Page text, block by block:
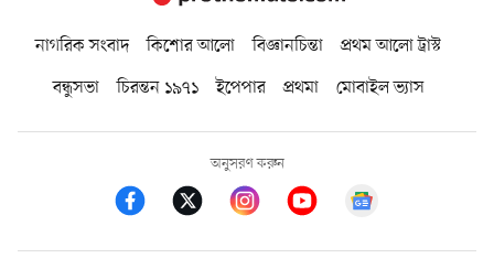
নাগরিক সংবাদ কিশোর আলো বিজ্ঞানচিন্তা
প্রথম আলো ট্রাস্ট
বন্ধুসভা
চিরন্তন ১৯৭১ ইপেপার প্রথমা মোবাইল ভ্যাস
অনুসরণ করুন